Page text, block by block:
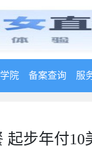
院 备案查询 服
起步年付